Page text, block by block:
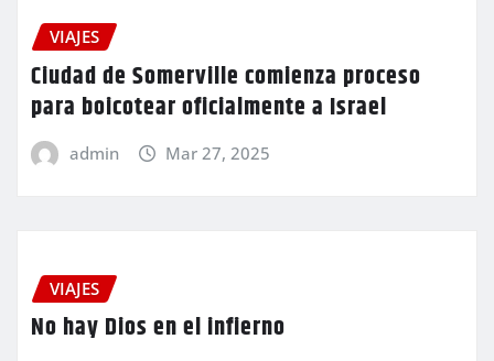
VIAJES
Ciudad de Somerville comienza proceso
para boicotear oficialmente a Israel
admin Mar 27, 2025
VIAJES
No hay Dios en el infierno